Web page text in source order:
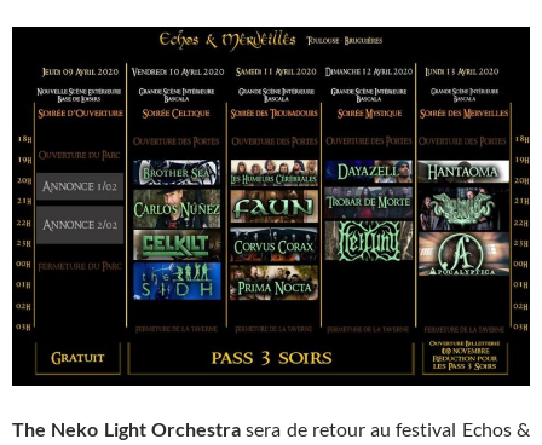
The Neko Light Orchestrasera de retour au festival Echos &